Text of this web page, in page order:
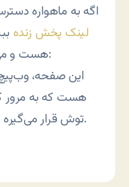
اگه به ماهواره
لینک پخش زنده
هست و می‌تونین بارها ببینینش. کجا؟ اینجا:
هست که به مرور
توش قرار می‌گیره و برنامه‌ها رو توش آرشیو می‌کنیم.